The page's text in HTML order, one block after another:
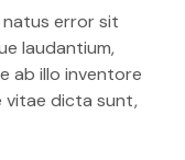
error sit
laudantium,
ab illo inventore
dicta sunt,